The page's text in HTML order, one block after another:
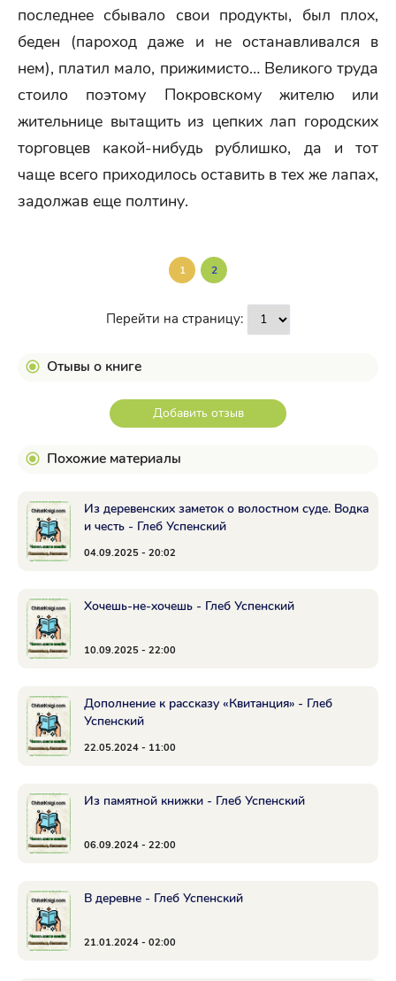
последнее сбывало свои продукты, был плох,
беден (пароход даже и не останавливался в
нем), платил мало, прижимисто… Великого труда
стоило поэтому Покровскому жителю или
жительнице вытащить из цепких лап городских
торговцев какой-нибудь рублишко, да и тот
чаще всего приходилось оставить в тех же лапах,
задолжав еще полтину.
1 2
Перейти на страницу:
Отывы о книге
Добавить отзыв
Похожие материалы
Из деревенских заметок о волостном суде. Водка
и честь - Глеб Успенский
04.09.2025 - 20:02
Хочешь-не-хочешь - Глеб Успенский
10.09.2025 - 22:00
Дополнение к рассказу «Квитанция» - Глеб
Успенский
22.05.2024 - 11:00
Из памятной книжки - Глеб Успенский
06.09.2024 - 22:00
В деревне - Глеб Успенский
21.01.2024 - 02:00